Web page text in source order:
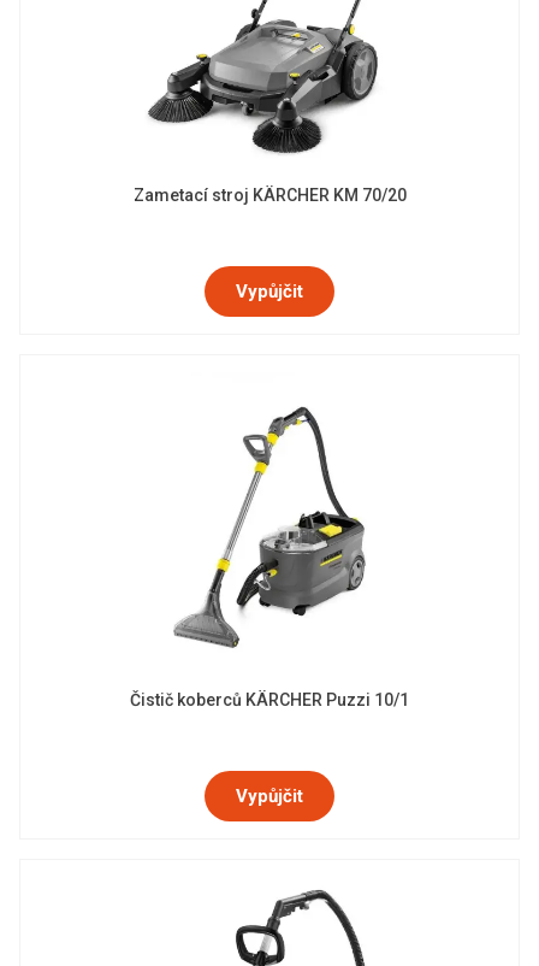
Zametací stroj KÄRCHER KM 70/20
Vypůjčit
Čistič koberců KÄRCHER Puzzi 10/1
Vypůjčit